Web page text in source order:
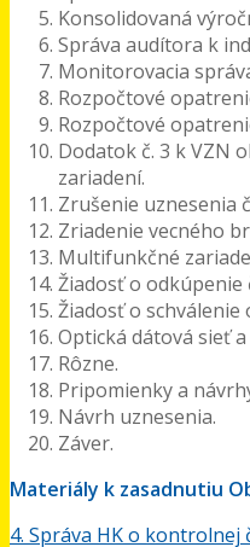
Konsolidovaná
Správa audítora k
Monitorovacia
Rozpočtové
Rozpočtové
Dodatok č. 3 k VZN
zariadení.
Zrušenie uznesenia
Zriadenie vecného
Multifunkčné
Žiadosť o odkúpenie
Žiadosť o
Optická dátová sieť
Rôzne.
Pripomienky a
Návrh uznesenia.
Záver.
Materiály k zasadnutiu
4. Správa HK o kontrolnej